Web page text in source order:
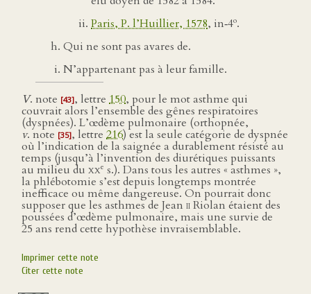
Paris, P. l’Huillier, 1578, in‑4o.
Qui ne sont pas avares de.
N’appartenant pas à leur famille.
V. note [43], lettre 150, pour le mot asthme qui
couvrait alors l’ensemble des gênes respiratoires
(dyspnées). L’œdème pulmonaire (orthopnée,
v. note [35], lettre 216) est la seule catégorie de dyspnée
où l’indication de la saignée a durablement résisté au
temps (jusqu’à l’invention des diurétiques puissants
au milieu du xxe s.). Dans tous les autres « asthmes »,
la phlébotomie s’est depuis longtemps montrée
inefficace ou même dangereuse. On pourrait donc
supposer que les asthmes de Jean iiRiolan étaient des
poussées d’œdème pulmonaire, mais une survie de
25 ans rend cette hypothèse invraisemblable.
Imprimer cette note
Citer cette note